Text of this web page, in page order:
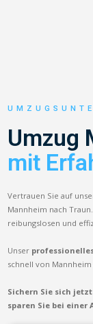
Umzug
mit
Vertrauen Sie auf
Mannheim nach
reibungslosen und
Unser
schnell von
Sichern Sie sich
sparen Sie bei einer